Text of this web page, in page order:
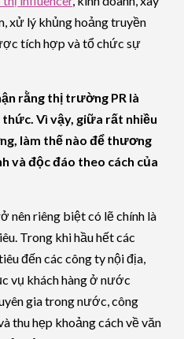
xử lý khủng hoảng truyền
tích hợp và tổ chức sự
rằng thị trường PR là
Vì vậy, giữa rất nhiều
làm thế nào để thương
và độc đáo theo cách của
nên riêng biệt có lẽ chính là
Trong khi hầu hết các
đến các công ty nội địa,
vụ khách hàng ở nước
gia trong nước, công
thu hẹp khoảng cách về văn